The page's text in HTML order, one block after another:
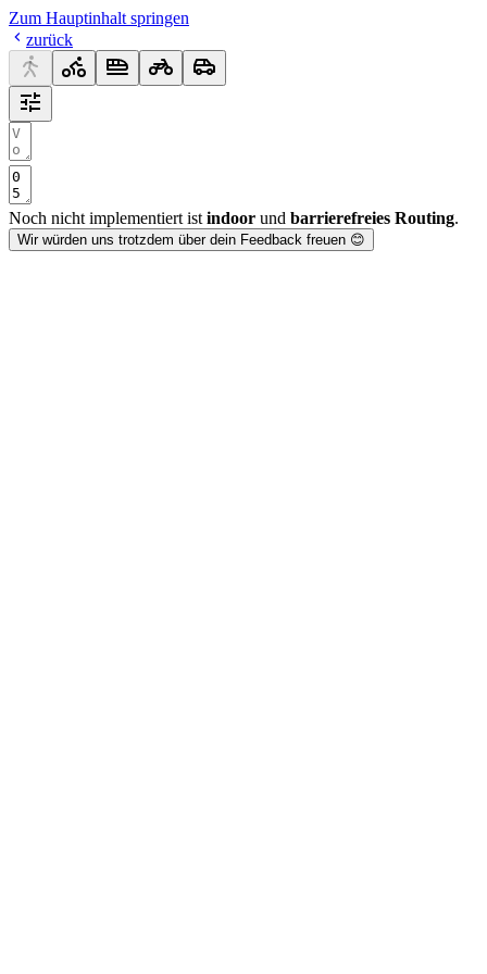
Zum Hauptinhalt springen
zurück
Noch nicht implementiert ist indoor und barrierefreies Routing.
Wir würden uns trotzdem über dein Feedback freuen 😊